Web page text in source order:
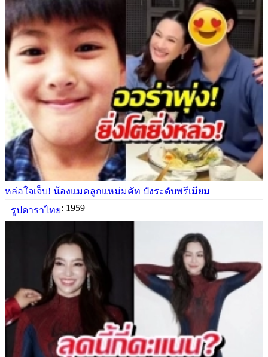
หล่อใจเจ็บ! น้องแมคลูกแหม่มคัท ปังระดับพรีเมียม
รูปดาราไทย: 1959